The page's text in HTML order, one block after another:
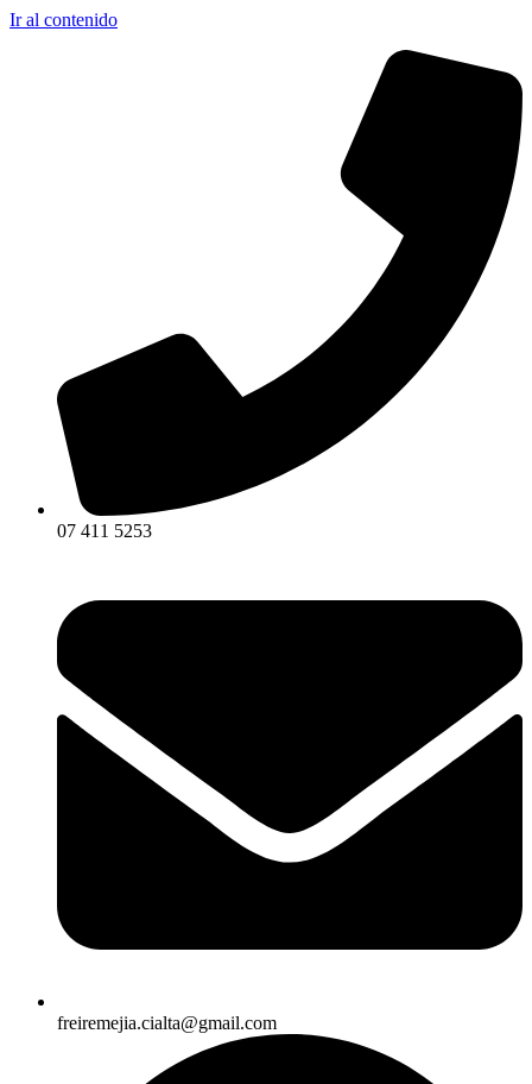
Ir al contenido
07 411 5253
freiremejia.cialta@gmail.com